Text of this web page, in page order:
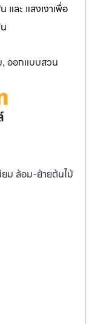
และ แสงเงาเพื่อ
, ออกแบบสวน
ม ล้อม-ย้ายต้นไม้